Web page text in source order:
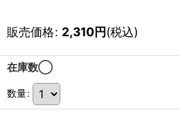
販売価格: 2,310円(税込)
在庫数◯
数量: